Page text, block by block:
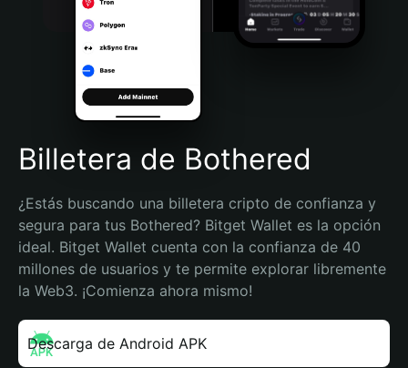
Português (Brasil)
Español (Argentina)
Billetera de Bothered
¿Estás buscando una billetera cripto de confianza y
segura para tus Bothered? Bitget Wallet es la opción
ideal. Bitget Wallet cuenta con la confianza de 40
millones de usuarios y te permite explorar libremente
la Web3. ¡Comienza ahora mismo!
Descarga de Android APK